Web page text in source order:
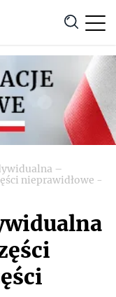
Anuluj
–
nieprawidłowe -